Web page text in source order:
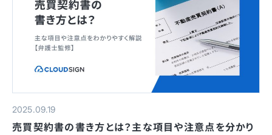
2025.09.19
売買契約書の書き方とは？主な項目や注意点を分かり